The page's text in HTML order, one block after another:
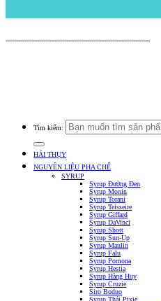
---------------------------------------------------------------------
Tìm kiếm:
HẢI THỤY
NGUYÊN LIỆU PHA CHẾ
SYRUP
Syrup Đường Đen
Syrup Monin
Syrup Torani
Syrup Teisseire
Syrup Giffard
Syrup DaVinci
Syrup Shott
Syrup Sun-Up
Syrup Maulin
Syrup Falu
Syrup Pomona
Syrup Hestia
Syrup Hàng Huy
Syrup Cruzie
Siro Boduo
Syrup Thái Pixie